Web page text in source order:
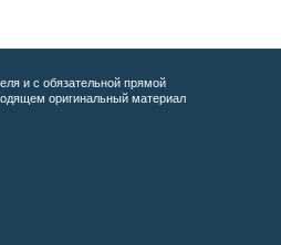
и с обязательной прямой
оригинальный материал